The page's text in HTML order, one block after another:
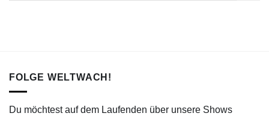
FOLGE WELTWACH!
Du möchtest auf dem Laufenden über unsere Shows